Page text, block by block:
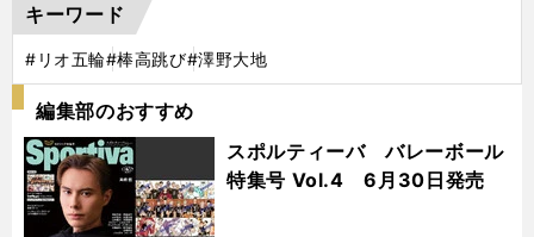
キーワード
#リオ五輪#棒高跳び#澤野大地
編集部のおすすめ
スポルティーバ バレーボール
特集号 Vol.4 6月30日発売